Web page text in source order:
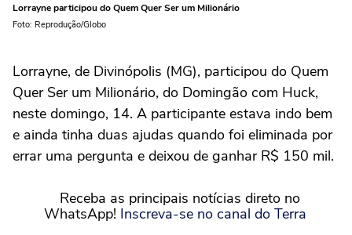
Lorrayne participou do Quem Quer Ser um Milionário
Foto: Reprodução/Globo
Lorrayne, de Divinópolis (MG), participou do Quem
Quer Ser um Milionário, do Domingão com Huck,
neste domingo, 14. A participante estava indo bem
e ainda tinha duas ajudas quando foi eliminada por
errar uma pergunta e deixou de ganhar R$ 150 mil.
Receba as principais notícias direto no
WhatsApp! Inscreva-se no canal do Terra